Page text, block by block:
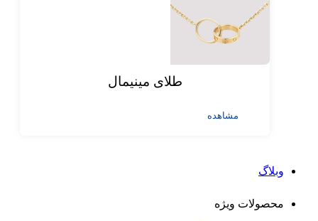
طلای مینیمال
مشاهده
وبلاگ
محصولات ویژه